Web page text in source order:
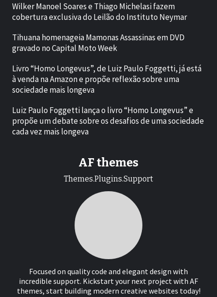
Wilker Manoel Soares e Thiago Michelasi fazem
cobertura exclusiva do Leilão do Instituto Neymar
Tihuana homenageia Mamonas Assassinas em DVD
gravado no Capital Moto Week
Livro “Homo Longevus”, de Luiz Paulo Foggetti, já está
à venda na Amazon e propõe reflexão sobre uma
sociedade mais longeva
Luiz Paulo Foggetti lança o livro “Homo Longevus” e
propõe um debate sobre os desafios de uma sociedade
cada vez mais longeva
AF themes
Themes.Plugins.Support
Focused on quality code and elegant design with
incredible support. Kickstart your next project with AF
themes, start building modern creative websites today!